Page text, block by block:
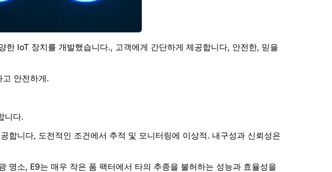
IoT 장치를 개발했습니다., 고객에게 간단하게 제공합니다, 안전한, 믿을
안전하게.
니다.
합니다, 도전적인 조건에서 추적 및 모니터링에 이상적. 내구성과 신뢰성은
명소, E9는 매우 작은 폼 팩터에서 타의 추종을 불허하는 성능과 효율성을